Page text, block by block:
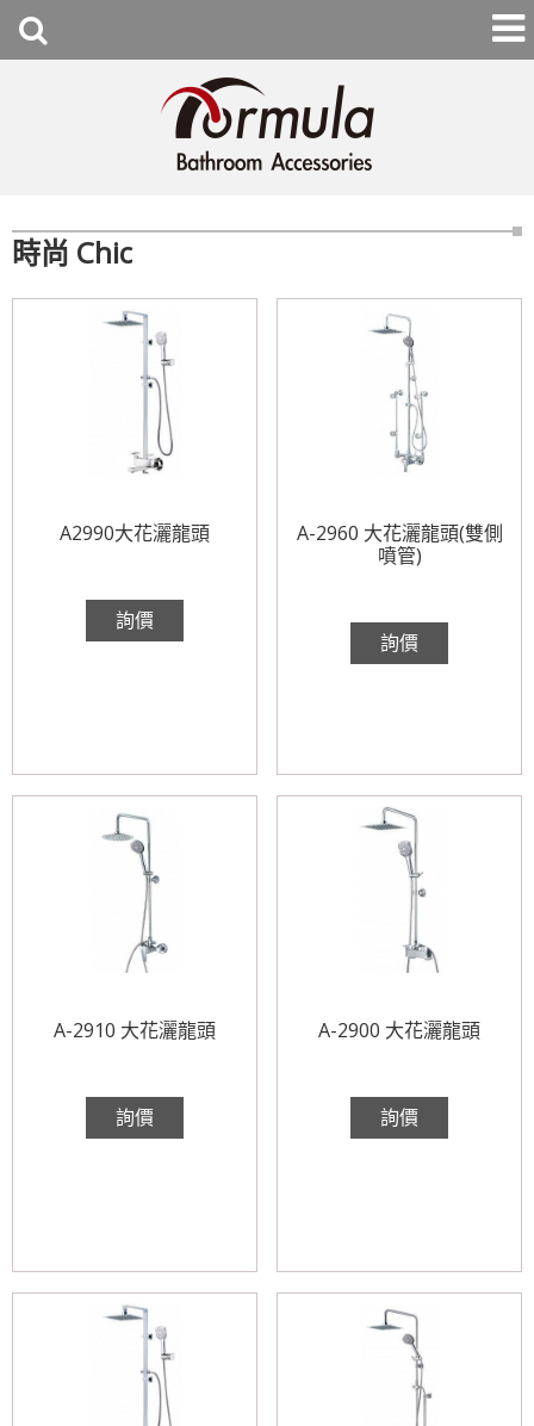
時尚 Chic
A2990大花灑龍頭
詢價
A-2960 大花灑龍頭(雙側
噴管)
詢價
A-2910 大花灑龍頭
詢價
A-2900 大花灑龍頭
詢價